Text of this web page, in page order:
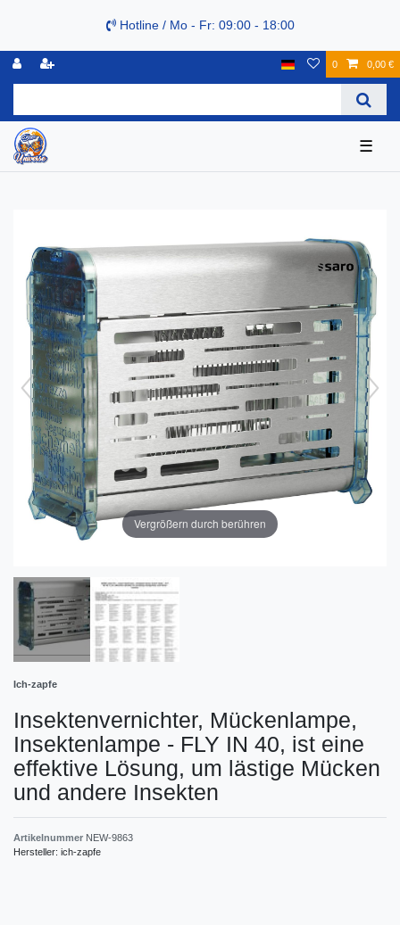
Hotline / Mo - Fr: 09:00 - 18:00
0 0,00 €
☰
Vergrößern durch berühren
Ich-zapfe
Insektenvernichter, Mückenlampe,
Insektenlampe - FLY IN 40, ist eine
effektive Lösung, um lästige Mücken
und andere Insekten
Artikelnummer NEW-9863
Hersteller: ich-zapfe